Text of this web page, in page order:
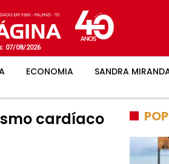
07/08/2026
ECONOMIA SANDRA
cardíaco